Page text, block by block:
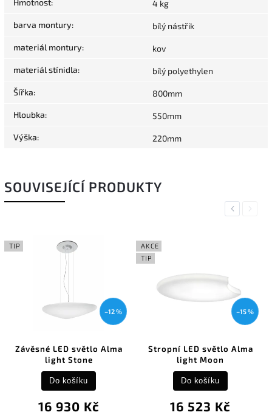
4 kg
barva montury: bílý nástřik
materiál montury: kov
materiál stínidla: bílý polyethylen
Šířka: 800mm
Hloubka: 550mm
Výška: 220mm
SOUVISEJÍCÍ PRODUKTY
Previous
TIP
–12 %
Závěsné LED světlo Alma
light Stone
16 930 Kč
Do košíku
AKCE
TIP
–15 %
Stropní LED světlo Alma
light Moon
16 523 Kč
Do košíku
Next